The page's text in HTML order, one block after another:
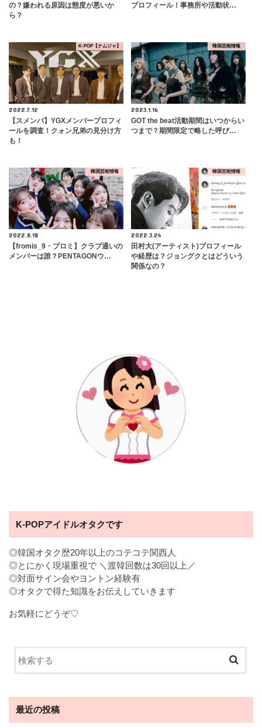
の？嫌われる原因は態度が悪いか
ら？
プロフィール！事務所や活動状…
K-POP【ナムジャ】
2022.7.12
【スメンパ】YGXメンバープロフィ
ールを調査！クォン兄弟の見分け方
も！
韓国芸能情報
2023.1.16
GOT the beat活動期間はいつからい
つまで？期間限定で略した呼び…
韓国芸能情報
2022.8.18
【fromis_9・プロミ】クラブ通いの
メンバーは誰？PENTAGONウ…
韓国芸能情報
2022.3.24
田村大(アーティスト)プロフィール
や経歴は？ジョングクとはどういう
関係なの？
K-POPアイドルオタクです
◎韓国オタク歴20年以上のコテコテ関西人
◎とにかく現場重視で ＼渡韓回数は30回以上／
◎対面サイン会やヨントン経験有
◎オタクで得た知識をお伝えしていきます
お気軽にどうぞ♡
最近の投稿